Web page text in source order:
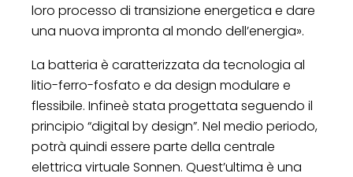
loro processo di transizione energetica e dare
una nuova impronta al mondo dell’energia».
La batteria è caratterizzata da tecnologia al
litio-ferro-fosfato e da design modulare e
flessibile. Infineè stata progettata seguendo il
principio “digital by design”. Nel medio periodo,
potrà quindi essere parte della centrale
elettrica virtuale Sonnen. Quest’ultima è una